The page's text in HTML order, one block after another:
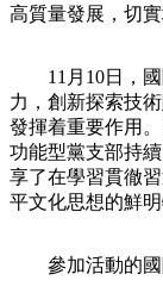
现
体
财
大
高質量發展，切
11月10日，國
力，創新探索技
發揮着重要作用
功能型黨支部持
享了在學習貫徹
平文化思想的鮮
參加活動的國際